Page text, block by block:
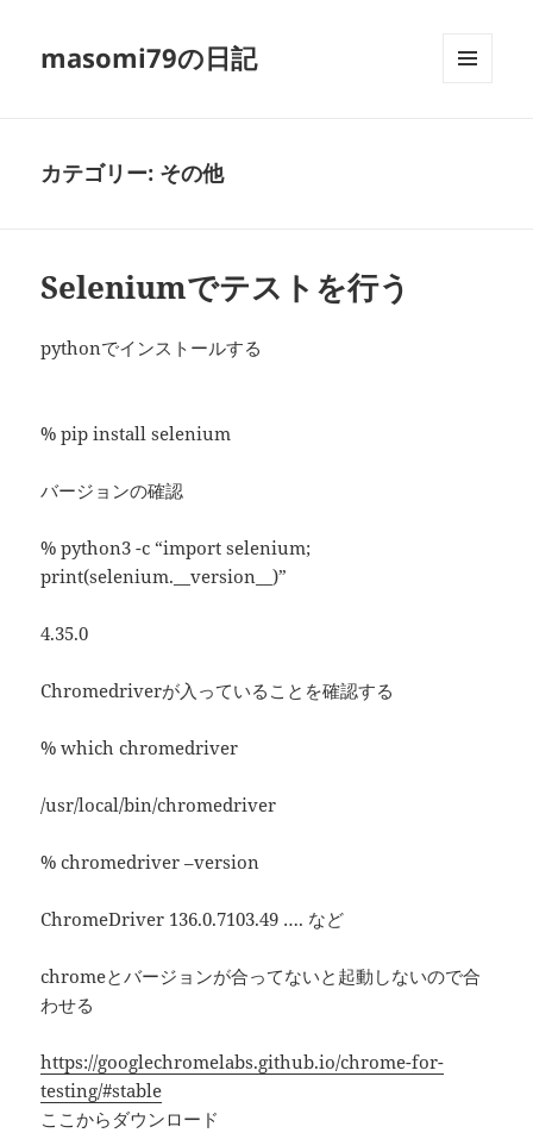
masomi79の日記
カテゴリー: その他
Seleniumでテストを行う
pythonでインストールする
% pip install selenium
バージョンの確認
% python3 -c “import selenium;
print(selenium.__version__)”
4.35.0
Chromedriverが入っていることを確認する
% which chromedriver
/usr/local/bin/chromedriver
% chromedriver –version
ChromeDriver 136.0.7103.49 …. など
chromeとバージョンが合ってないと起動しないので合
わせる
https://googlechromelabs.github.io/chrome-for-
testing/#stable
ここからダウンロード